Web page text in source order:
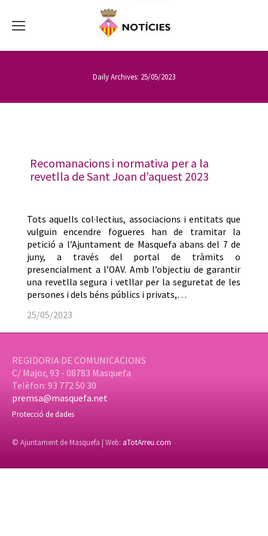
Daily Archives: 25/05/2023
Recomanacions i normativa per a la
revetlla de Sant Joan d’aquest 2023
Tots aquells col·lectius, associacions i entitats que
vulguin encendre fogueres han de tramitar la
petició a l’Ajuntament de Masquefa abans del 7 de
juny, a través del portal de tràmits o
presencialment a l’OAV. Amb l’objectiu de garantir
una revetlla segura i vetllar per la seguretat de les
persones i dels béns públics i privats,…
25/05/2023
REGIDORIA DE COMUNICACIONS
C/ Major, 93 - 08783 Masquefa
Telèfon: 93 772 50 30
premsa@masquefa.net
Protecció de dades
© Ajuntament de Masquefa | Web: aTotArreu.com